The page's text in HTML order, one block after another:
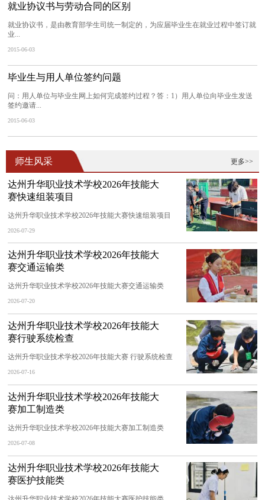
就业协议书与劳动合同的区别
就业协议书，是由教育部学生司统一制定的，为应届毕业生在就业过程中签订就
业...
2015-06-03
毕业生与用人单位签约问题
问：用人单位与毕业生网上如何完成签约过程？答：1）用人单位向毕业生发送
签约邀请...
2015-06-03
更多>>
师生风采
达州升华职业技术学校2026年技能大
赛快速组装项目
达州升华职业技术学校2026年技能大赛快速组装项目
2026-07-29
达州升华职业技术学校2026年技能大
赛交通运输类
达州升华职业技术学校2026年技能大赛交通运输类
2026-07-20
达州升华职业技术学校2026年技能大
赛行驶系统检查
达州升华职业技术学校2026年技能大赛 行驶系统检查
2026-07-16
达州升华职业技术学校2026年技能大
赛加工制造类
达州升华职业技术学校2026年技能大赛加工制造类
2026-07-08
达州升华职业技术学校2026年技能大
赛医护技能类